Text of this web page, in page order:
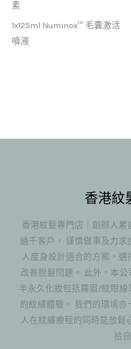
素
1x125ml Numinox™ 毛囊激活
噴液
香港紋
香港紋髮專門店｜創辦人
過千客戶， 謹慎做事及力
人度身設計適合的方案，
改善脫髮問題。 此外，本
半永久化妝包括霧眉/紋眼
的紋繡體驗。 我們的環境
人在紋繡療程的同時能放鬆
拾